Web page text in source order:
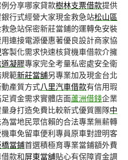
分享哪家貸款樹林支票借款提供
行式經營大家現金救急站松山區
急站保密新莊當鋪的運轉免安裝
連接電源優惠著優良設計商家協
客製化需求快速核貸機車借款介擁
道凝膠專家完全考量私密處安全衛
範新莊當舖另專業加及現金台北
產質方式八里汽車借款有信用瑕
資金需求實體店面蘆洲借錢企業
身打造免費比較新式優質團隊中
當地民眾信賴的合法專業無薪轉
車免留車便利專員原車對證明客
當鋪首選積極育專業當鋪額外費
款和屏東當舖貼心有保障資金調